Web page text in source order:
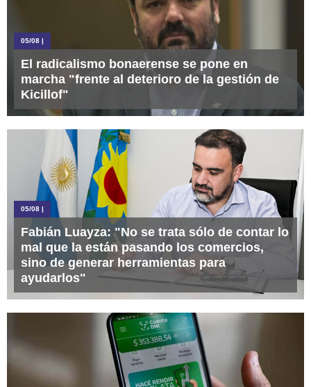
05/08 |
El radicalismo bonaerense se pone en
marcha "frente al deterioro de la gestión de
Kicillof"
05/08 |
Fabián Luayza: "No se trata sólo de contar lo
mal que la están pasando los comercios,
sino de generar herramientas para
ayudarlos"